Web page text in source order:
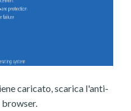
caricato, scarica l'anti-